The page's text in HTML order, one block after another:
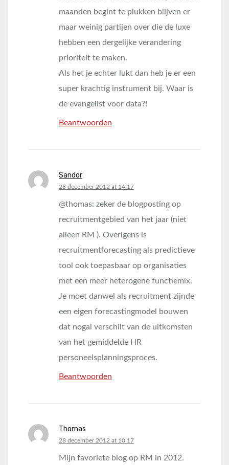
maanden begint te plukken blijven er
maar weinig partijen over die de luxe
hebben een dergelijke verandering
prioriteit te maken.
Als het je echter lukt dan heb je er een
super krachtig instrument bij. Waar is
de evangelist voor data?!
Beantwoorden
Sandor
says:
28 december 2012 at 14:17
@thomas: zeker de blogposting op
recruitmentgebied van het jaar (niet
alleen RM ). Overigens is
recruitmentforecasting als predictieve
tool ook toepasbaar op organisaties
met een meer heterogene functiemix.
Je moet danwel als recruitment zijnde
een eigen forecastingmodel bouwen
dat nogal verschilt van de uitkomsten
van het gemiddelde HR
personeelsplanningsproces.
Beantwoorden
Thomas
says:
28 december 2012 at 10:17
Mijn favoriete blog op RM in 2012.